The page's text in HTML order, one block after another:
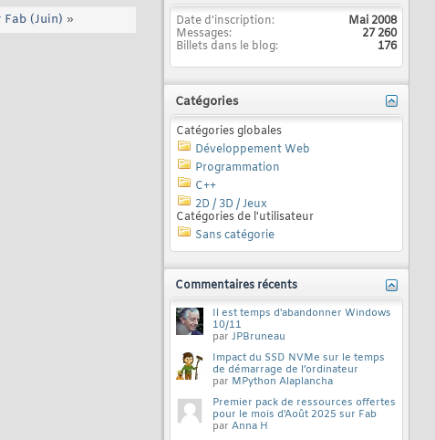
(Juin) » Date d'inscription
Mai 2008
Messages
27 260
Billets dans le blog
176
Catégories
Catégories globales
Développement Web
Programmation
C++
2D / 3D / Jeux
Catégories de l'utilisateur
Sans catégorie
Commentaires récents
Il est temps d'abandonner Windows
10/11
par JPBruneau
Impact du SSD NVMe sur le temps
de démarrage de l’ordinateur
par MPython Alaplancha
Premier pack de ressources offertes
pour le mois d'Août 2025 sur Fab
par Anna H